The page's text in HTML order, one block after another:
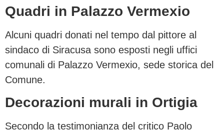
Quadri in Palazzo Vermexio
Alcuni quadri donati nel tempo dal pittore al
sindaco di Siracusa sono esposti negli uffici
comunali di Palazzo Vermexio, sede storica del
Comune.
Decorazioni murali in Ortigia
Secondo la testimonianza del critico Paolo